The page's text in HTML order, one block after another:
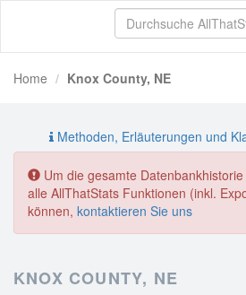
Home Knox County, NE
Methoden, Erläuterungen und
Um die gesamte
alle AllThatStats Funktionen (inkl.
können, kontaktieren Sie uns
KNOX COUNTY, NE